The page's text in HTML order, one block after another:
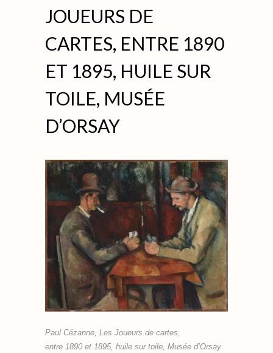
JOUEURS DE
CARTES, ENTRE 1890
ET 1895, HUILE SUR
TOILE, MUSÉE
D’ORSAY
Paul Cézanne, Les Joueurs de cartes,
entre 1890 et 1895, huile sur toile, Musée d’Orsay